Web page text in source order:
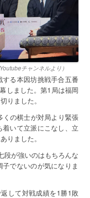
チャンネルより）
る本因坊挑戦手合五番
しました。第1局は福岡
りました。
の棋士が対局より緊張
いて立派にこなし、立
りました。
段が強いのはもちろんな
でないのが気になりま
して対戦成績を1勝1敗